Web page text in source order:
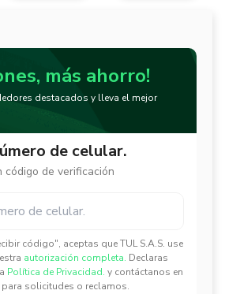
más ahorro!
destacados y lleva el mejor
de celular.
código de verificación
código", aceptas que TUL S.A.S. use
autorización completa. Declaras
Política de Privacidad. y contáctanos en
solicitudes o reclamos.
✕
✕